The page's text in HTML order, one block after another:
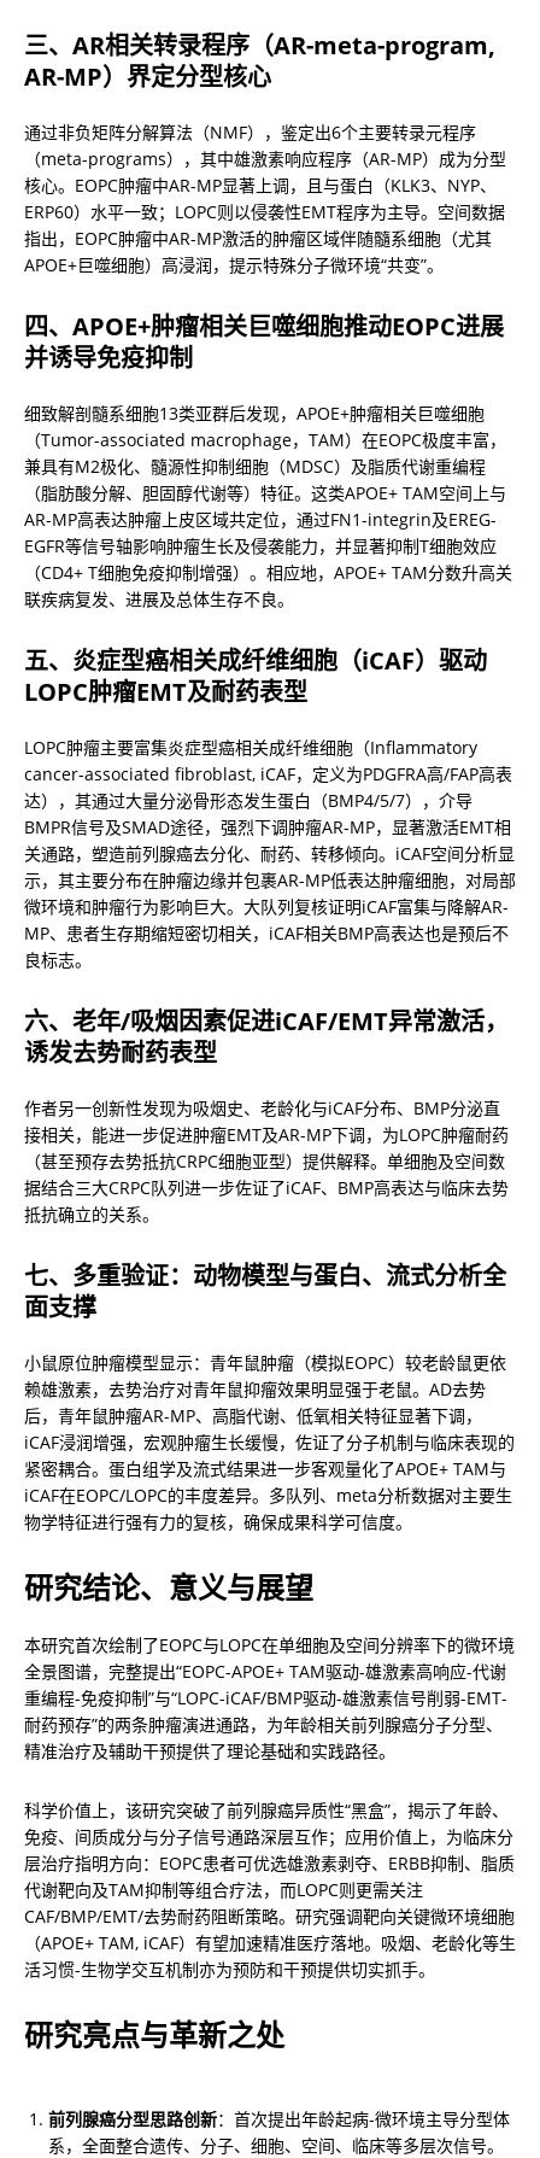
三、AR相关转录程序（AR-meta-program,
AR-MP）界定分型核心
通过非负矩阵分解算法（NMF），鉴定出6个主要转录元程序
（meta-programs），其中雄激素响应程序（AR-MP）成为分型
核心。EOPC肿瘤中AR-MP显著上调，且与蛋白（KLK3、NYP、
ERP60）水平一致；LOPC则以侵袭性EMT程序为主导。空间数据
指出，EOPC肿瘤中AR-MP激活的肿瘤区域伴随髓系细胞（尤其
APOE+巨噬细胞）高浸润，提示特殊分子微环境“共变”。
四、APOE+肿瘤相关巨噬细胞推动EOPC进展
并诱导免疫抑制
细致解剖髓系细胞13类亚群后发现，APOE+肿瘤相关巨噬细胞
（Tumor-associated macrophage，TAM）在EOPC极度丰富，
兼具有M2极化、髓源性抑制细胞（MDSC）及脂质代谢重编程
（脂肪酸分解、胆固醇代谢等）特征。这类APOE+ TAM空间上与
AR-MP高表达肿瘤上皮区域共定位，通过FN1-integrin及EREG-
EGFR等信号轴影响肿瘤生长及侵袭能力，并显著抑制T细胞效应
（CD4+ T细胞免疫抑制增强）。相应地，APOE+ TAM分数升高关
联疾病复发、进展及总体生存不良。
五、炎症型癌相关成纤维细胞（iCAF）驱动
LOPC肿瘤EMT及耐药表型
LOPC肿瘤主要富集炎症型癌相关成纤维细胞（Inflammatory
cancer-associated fibroblast, iCAF，定义为PDGFRA高/FAP高表
达），其通过大量分泌骨形态发生蛋白（BMP4/5/7），介导
BMPR信号及SMAD途径，强烈下调肿瘤AR-MP，显著激活EMT相
关通路，塑造前列腺癌去分化、耐药、转移倾向。iCAF空间分析显
示，其主要分布在肿瘤边缘并包裹AR-MP低表达肿瘤细胞，对局部
微环境和肿瘤行为影响巨大。大队列复核证明iCAF富集与降解AR-
MP、患者生存期缩短密切相关，iCAF相关BMP高表达也是预后不
良标志。
六、老年/吸烟因素促进iCAF/EMT异常激活，
诱发去势耐药表型
作者另一创新性发现为吸烟史、老龄化与iCAF分布、BMP分泌直
接相关，能进一步促进肿瘤EMT及AR-MP下调，为LOPC肿瘤耐药
（甚至预存去势抵抗CRPC细胞亚型）提供解释。单细胞及空间数
据结合三大CRPC队列进一步佐证了iCAF、BMP高表达与临床去势
抵抗确立的关系。
七、多重验证：动物模型与蛋白、流式分析全
面支撑
小鼠原位肿瘤模型显示：青年鼠肿瘤（模拟EOPC）较老龄鼠更依
赖雄激素，去势治疗对青年鼠抑瘤效果明显强于老鼠。AD去势
后，青年鼠肿瘤AR-MP、高脂代谢、低氧相关特征显著下调，
iCAF浸润增强，宏观肿瘤生长缓慢，佐证了分子机制与临床表现的
紧密耦合。蛋白组学及流式结果进一步客观量化了APOE+ TAM与
iCAF在EOPC/LOPC的丰度差异。多队列、meta分析数据对主要生
物学特征进行强有力的复核，确保成果科学可信度。
研究结论、意义与展望
本研究首次绘制了EOPC与LOPC在单细胞及空间分辨率下的微环境
全景图谱，完整提出“EOPC-APOE+ TAM驱动-雄激素高响应-代谢
重编程-免疫抑制”与“LOPC-iCAF/BMP驱动-雄激素信号削弱-EMT-
耐药预存”的两条肿瘤演进通路，为年龄相关前列腺癌分子分型、
精准治疗及辅助干预提供了理论基础和实践路径。
科学价值上，该研究突破了前列腺癌异质性“黑盒”，揭示了年龄、
免疫、间质成分与分子信号通路深层互作；应用价值上，为临床分
层治疗指明方向：EOPC患者可优选雄激素剥夺、ERBB抑制、脂质
代谢靶向及TAM抑制等组合疗法，而LOPC则更需关注
CAF/BMP/EMT/去势耐药阻断策略。研究强调靶向关键微环境细胞
（APOE+ TAM, iCAF）有望加速精准医疗落地。吸烟、老龄化等生
活习惯-生物学交互机制亦为预防和干预提供切实抓手。
研究亮点与革新之处
前列腺癌分型思路创新：首次提出年龄起病-微环境主导分型体
系，全面整合遗传、分子、细胞、空间、临床等多层次信号。